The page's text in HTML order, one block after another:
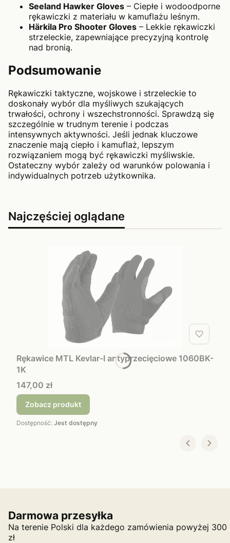
Seeland Hawker Gloves – Ciepłe i wodoodporne
rękawiczki z materiału w kamuflażu leśnym.
Härkila Pro Shooter Gloves – Lekkie rękawiczki
strzeleckie, zapewniające precyzyjną kontrolę
nad bronią.
Podsumowanie
Rękawiczki taktyczne, wojskowe i strzeleckie to
doskonały wybór dla myśliwych szukających
trwałości, ochrony i wszechstronności. Sprawdzą się
szczególnie w trudnym terenie i podczas
intensywnych aktywności. Jeśli jednak kluczowe
znaczenie mają ciepło i kamuflaż, lepszym
rozwiązaniem mogą być rękawiczki myśliwskie.
Ostateczny wybór zależy od warunków polowania i
indywidualnych potrzeb użytkownika.
Najczęściej oglądane
Rękawice MTL Kevlar-I antyprzecięciowe 1060BK-
1K
Cena
147,00 zł
Zobacz produkt
Dostępność: Jest dostępny
Darmowa przesyłka
Na terenie Polski dla każdego zamówienia powyżej 300
zł